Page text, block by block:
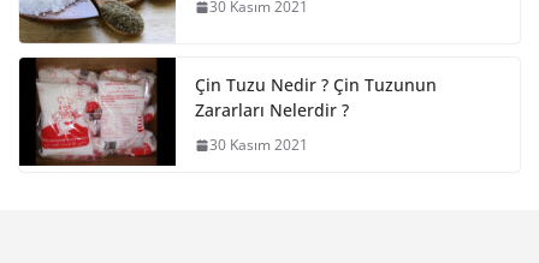
30 Kasım 2021
Çin Tuzu Nedir ? Çin Tuzunun
Zararları Nelerdir ?
30 Kasım 2021